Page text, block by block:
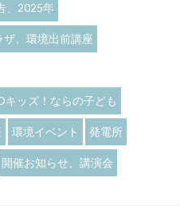
、2025年
、環境出前講座
キッズ！ならの子ども
環境イベント 発電所
開催お知らせ、講演会